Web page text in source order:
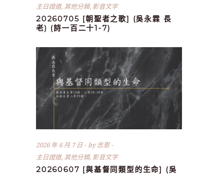
主日證道, 其他分類, 影音文字
20260705 [朝聖者之歌] (吳永霖 長
老) (詩一百二十1-7)
2026 年 6 月 7 日 by志恩
主日證道, 其他分類, 影音文字
20260607 [與基督同類型的生命] (吳